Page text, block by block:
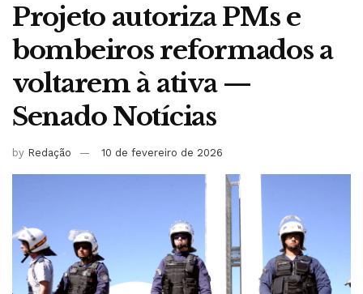
Projeto autoriza PMs e
bombeiros reformados a
voltarem à ativa —
Senado Notícias
by Redação 10 de fevereiro de 2026